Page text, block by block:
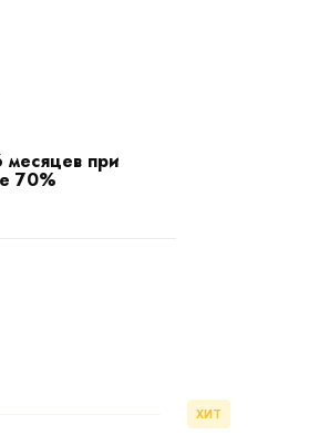
месяцев при
70%
ХИТ